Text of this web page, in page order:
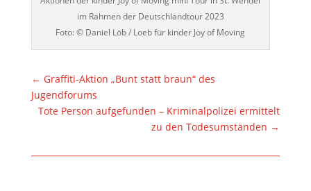
im Rahmen der Deutschlandtour 2023
Foto: © Daniel Löb / Loeb für kinder Joy of Moving
← Graffiti-Aktion „Bunt statt braun“ des
Jugendforums
Tote Person aufgefunden – Kriminalpolizei ermittelt
zu den Todesumständen →